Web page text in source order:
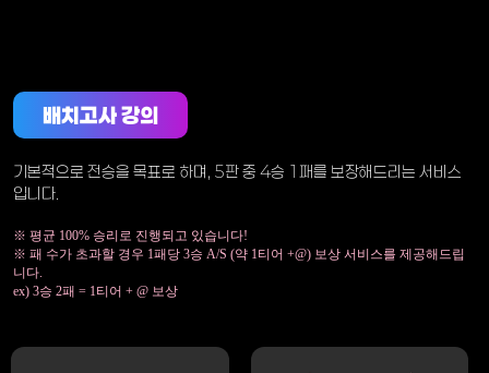
배치고사 강의
기본적으로 전승을 목표로 하며, 5판 중 4승 1패를 보장해드리는 서비스
입니다.
※ 평균 100% 승리로 진행되고 있습니다!
※ 패 수가 초과할 경우 1패당 3승 A/S (약 1티어 +@) 보상 서비스를 제공해드립
니다.
ex) 3승 2패 = 1티어 + @ 보상